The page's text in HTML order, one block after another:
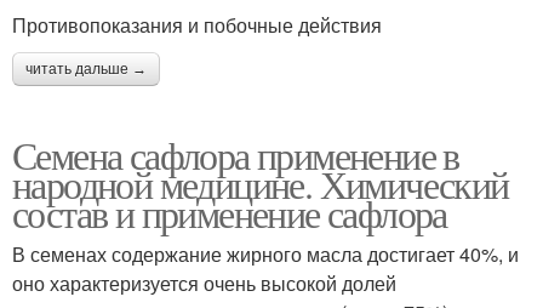
Противопоказания и побочные действия
читать дальше →
Семена сафлора применение в
народной медицине. Химический
состав и применение сафлора
В семенах содержание жирного масла достигает 40%, и
оно характеризуется очень высокой долей